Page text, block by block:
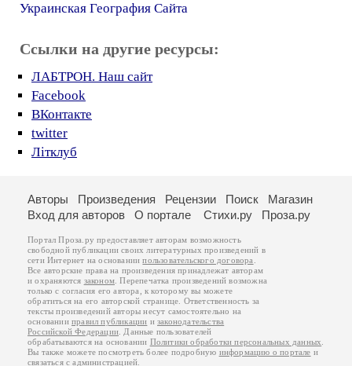
Украинская География Сайта
Ссылки на другие ресурсы:
ЛАБТРОН. Наш сайт
Facebook
ВКонтакте
twitter
Літклуб
Авторы Произведения Рецензии Поиск
Магазин
Вход для авторов
О портале Стихи.ру Проза.ру
Портал Проза.ру предоставляет авторам возможность
свободной публикации своих литературных произведений в
сети Интернет на основаниипользовательского договора.
Все авторские права на произведения принадлежат авторам
и охраняются законом. Перепечатка произведений возможна
только с согласия его автора, к которому вы можете
обратиться на его авторской странице. Ответственность за
тексты произведений авторы несут самостоятельно на
основанииправил публикации изаконодательства
Российской Федерации. Данные пользователей
обрабатываются на основании Политики обработки персональных данных.
Вы также можете посмотреть более подробную информацию о портале и
связаться с администрацией.